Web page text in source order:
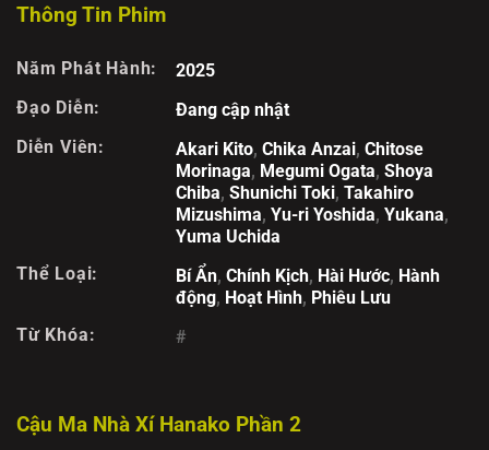
Thông Tin Phim
Năm Phát Hành:
2025
Đạo Diễn:
Đang cập nhật
Diễn Viên:
Akari Kito, Chika Anzai, Chitose
Morinaga, Megumi Ogata, Shoya
Chiba, Shunichi Toki, Takahiro
Mizushima, Yu-ri Yoshida, Yukana,
Yuma Uchida
Thể Loại:
Bí Ẩn, Chính Kịch, Hài Hước, Hành
động, Hoạt Hình, Phiêu Lưu
Từ Khóa:
#
Cậu Ma Nhà Xí Hanako Phần 2